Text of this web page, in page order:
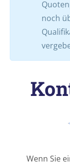
noch
Wenn Sie